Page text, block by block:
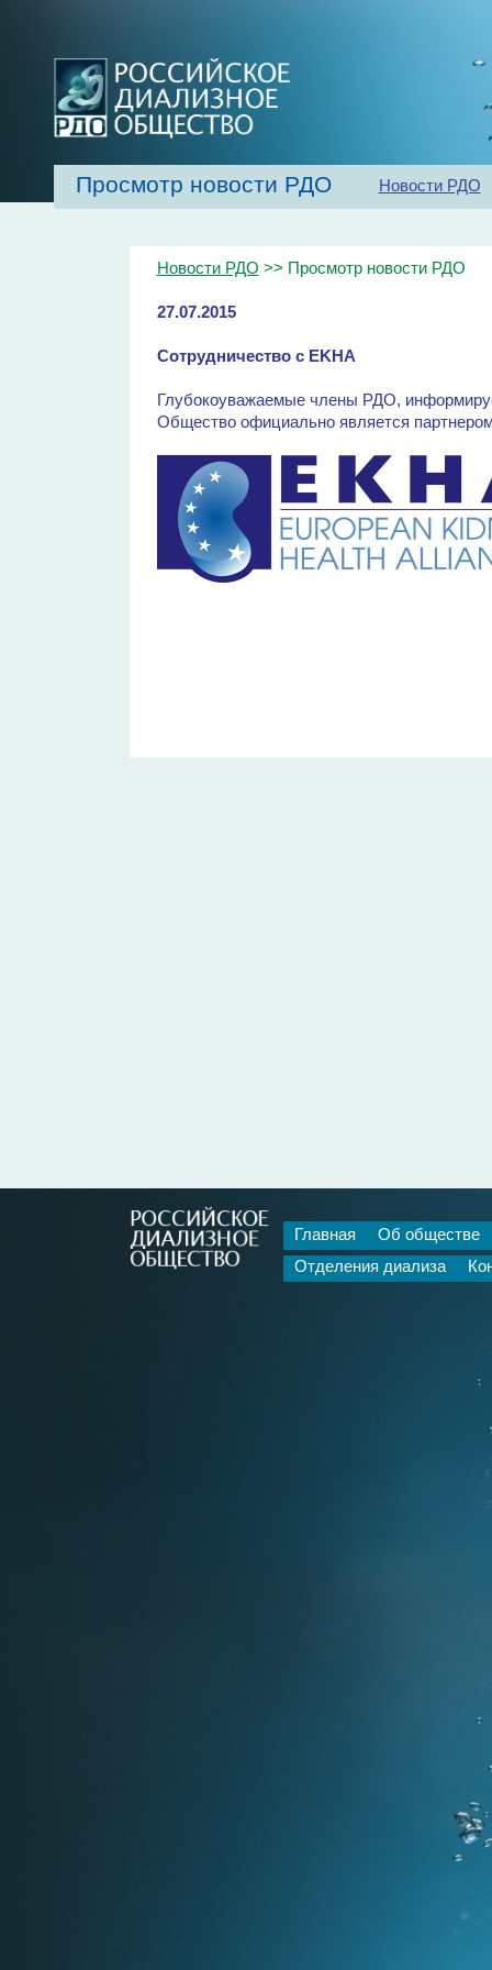
Главная Об обществе Рекомендации
Просмотр новости РДО Новости РДО
Новости РДО >> Просмотр новости РДО
27.07.2015
Сотрудничество с EKHA
Глубокоуважаемые члены РДО,
Общество официально является
Главная
Об обществе
Отделения диализа